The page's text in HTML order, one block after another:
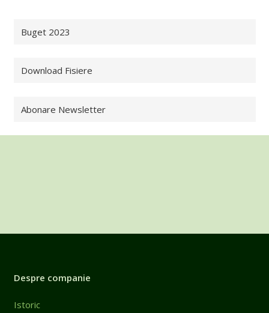
Buget 2023
Download Fisiere
Abonare Newsletter
Despre companie
Istoric